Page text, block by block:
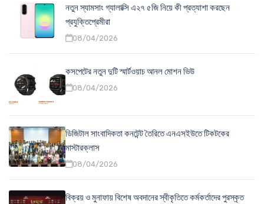
নতুন স্যামসাং গ্যালাক্সি এ২৭ ৫জি নিয়ে কী প্রত্যাশা করছেন
প্রযুক্তিপ্রেমীরা
08/04/2026
কসপেটের নতুন দুটি স্মার্টওয়াচ আনল মোশন ভিউ
08/04/2026
ডিজিটাল সাংবাদিকতা কনটেন্ট তৈরিতে এনএসইউতে টিকটকের
মাস্টারক্লাস
08/04/2026
বিক্রয় ও মুনাফায় বিশেষ অবদানের স্বীকৃতিতে কর্মকর্তাদের পুরস্কৃত